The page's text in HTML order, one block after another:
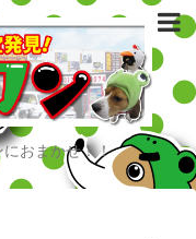
おまかせ！！